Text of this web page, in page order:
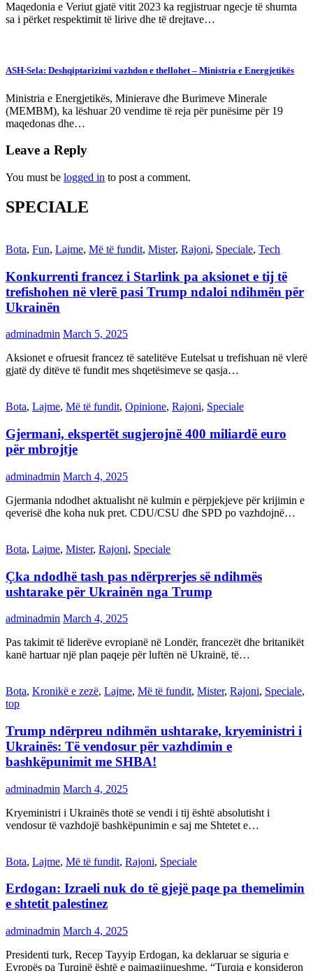
Maqedonia e Veriut gjatë vitit 2023 ka regjistruar ngecje të shumta
sa i përket respektimit të lirive dhe të drejtave…
ASH-Sela: Deshqiptarizimi vazhdon e thellohet – Ministria e Energjetikës
Ministria e Energjetikës, Minierave dhe Burimeve Minerale
(MEMBM), ka lëshuar 20 vendime të reja për punësime për 19
maqedonas dhe…
Leave a Reply
You must be logged in to post a comment.
SPECIALE
Bota, Fun, Lajme, Më të fundit, Mister, Rajoni, Speciale, Tech
Konkurrenti francez i Starlink pa aksionet e tij të
trefishohen në vlerë pasi Trump ndaloi ndihmën për
Ukrainën
adminadmin March 5, 2025
Aksionet e ofruesit francez të satelitëve Eutelsat u trefishuan në vlerë
gjatë dy ditëve të fundit mes shqetësimeve se qasja…
Bota, Lajme, Më të fundit, Opinione, Rajoni, Speciale
Gjermani, ekspertët sugjerojnë 400 miliardë euro
për mbrojtje
adminadmin March 4, 2025
Gjermania ndodhet aktualisht në kulmin e përpjekjeve për krijimin e
qeverisë dhe koha nuk pret. CDU/CSU dhe SPD po vazhdojnë…
Bota, Lajme, Mister, Rajoni, Speciale
Çka ndodhë tash pas ndërprerjes së ndihmës
ushtarake për Ukrainën nga Trump
adminadmin March 4, 2025
Pas takimit të liderëve evropianë në Londër, francezët dhe britanikët
kanë hartuar një plan paqeje për luftën në Ukrainë, të…
Bota, Kronikë e zezë, Lajme, Më të fundit, Mister, Rajoni, Speciale,
top
Trump ndërpreu ndihmën ushtarake, kryeministri i
Ukrainës: Të vendosur për vazhdimin e
bashkëpunimit me SHBA!
adminadmin March 4, 2025
Kryeministri i Ukrainës thotë se vendi i tij është absolutisht i
vendosur të vazhdojë bashkëpunimin e saj me Shtetet e…
Bota, Lajme, Më të fundit, Rajoni, Speciale
Erdogan: Izraeli nuk do të gjejë paqe pa themelimin
e shtetit palestinez
adminadmin March 4, 2025
Presidenti turk, Recep Tayyip Erdogan, ka deklaruar se siguria e
Evropës pa Turqinë është e paimagjinueshme. “Turqia e konsideron